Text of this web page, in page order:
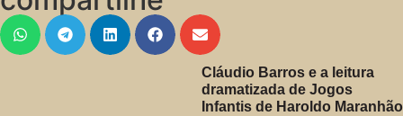
Cláudio Barros e a leitura
dramatizada de Jogos
Infantis de Haroldo Maranhão